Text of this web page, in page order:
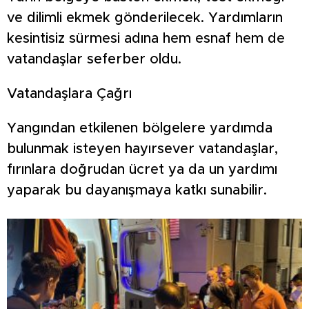
ve dilimli ekmek gönderilecek. Yardımların
kesintisiz sürmesi adına hem esnaf hem de
vatandaşlar seferber oldu.
Vatandaşlara Çağrı
Yangından etkilenen bölgelere yardımda
bulunmak isteyen hayırsever vatandaşlar,
fırınlara doğrudan ücret ya da un yardımı
yaparak bu dayanışmaya katkı sunabilir.